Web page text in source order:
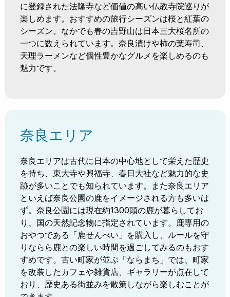
に登録された法隆寺など価値の高い仏教寺院巡りが
楽しめます。おすすめの旅行シーズンは桜と紅葉の
シーズン。なかでも春の吉野山は日本三大桜名所の
一つに数えられています。奈良漬けや柿の葉寿司、
天理ラーメンなど個性豊かなグルメを楽しめるのも
魅力です。
奈良エリア
奈良エリアは古代に日本の中心地として栄えた歴史
を持ち、東大寺や興福寺、春日大社など魅力的な史
跡が多いことでも知られています。また奈良エリア
といえば奈良公園の鹿をイメージされる方も多いは
ず。奈良公園には現在約1300頭の鹿が暮らしてお
り、国の天然記念物に指定されています。鹿専用の
おやつである「鹿せんべい」を購入し、ルールを守
りならら鹿との楽しい時間を過ごしてみるのもおす
すめです。古い町家が並ぶ「ならまち」では、町家
を改装したカフェや雑貨店、ギャラリーが点在して
おり、歴史ある街並みを散策しながら楽しむことが